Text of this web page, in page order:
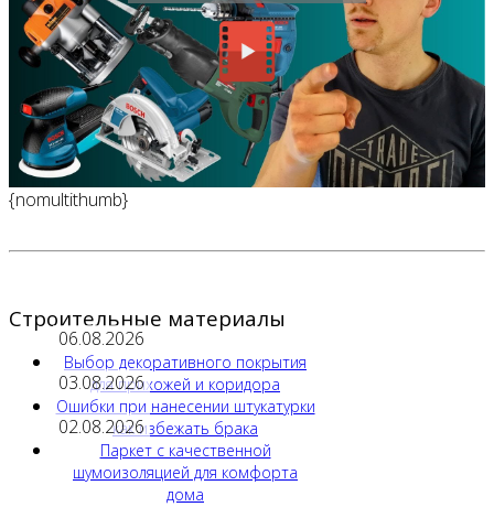
{nomultithumb}
Строительные материалы
06.08.2026
Выбор декоративного покрытия
для прихожей и коридора
03.08.2026
Ошибки при нанесении штукатурки
как избежать брака
02.08.2026
Паркет с качественной
шумоизоляцией для комфорта
дома